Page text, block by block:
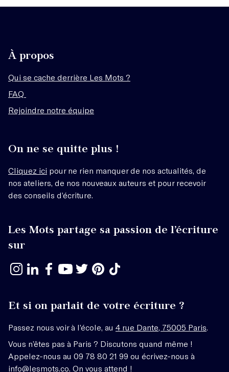
À propos
Qui se cache derrière Les Mots ?
FAQ
Rejoindre notre équipe
On ne se quitte plus !
Cliquez ici pour ne rien manquer de nos actualités, de
nos ateliers, de nos nouveaux auteurs et pour recevoir
des conseils d’écriture.
Les Mots partage sa passion de l’écriture
sur
Et si on parlait de votre écriture ?
Passez nous voir à l’école, au 4 rue Dante, 75005 Paris
Vous n’êtes pas à Paris ? Discutons quand même !
Appelez-nous au 09 78 80 21 99 ou écrivez-nous à
info@lesmots.co . On vous attend !